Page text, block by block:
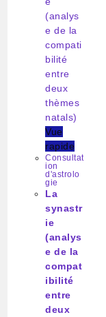
Vue
rapide
Consultat
ion
d'astrolo
gie
La
synastr
ie
(analys
e de la
compat
ibilité
entre
deux